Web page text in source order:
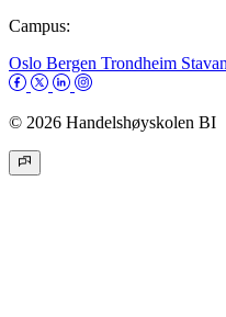
Campus:
Oslo Bergen Trondheim
© 2026 Handelshøyskolen BI